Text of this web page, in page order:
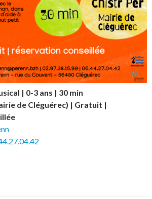
| 0-3 ans | 30 min
de Cléguérec) | Gratuit |